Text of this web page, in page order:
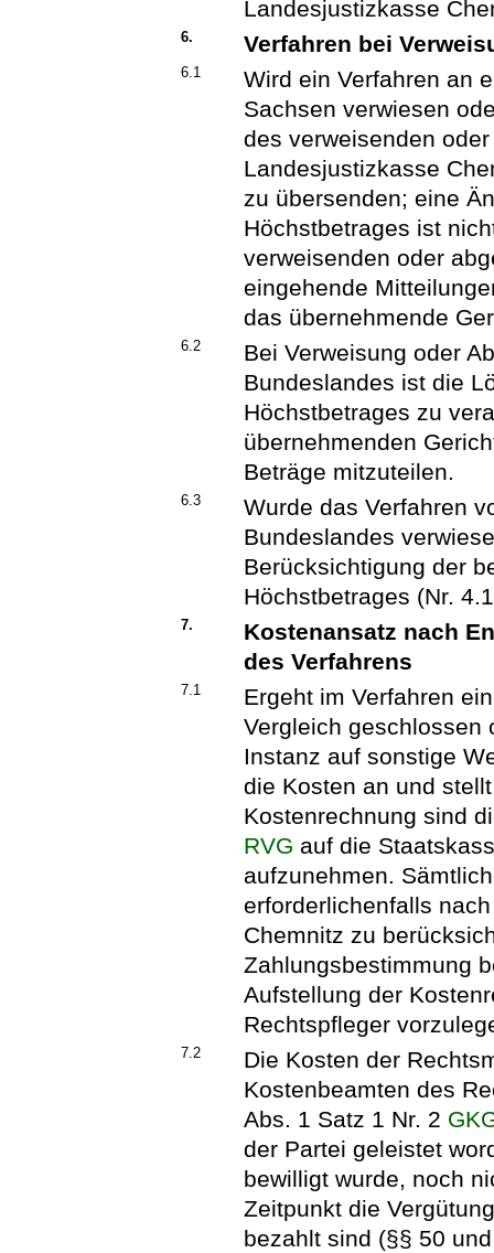
Landesjustizkasse
6. Verfahren bei
6.1
Wird ein Verfahren an
Sachsen verwiesen
des verweisenden
Landesjustizkasse
zu übersenden; eine
Höchstbetrages ist
verweisenden oder
eingehende
das übernehmende
6.2
Bei Verweisung oder
Bundeslandes ist die
Höchstbetrages zu
übernehmenden
Beträge mitzuteilen.
6.3
Wurde das Verfahren
Bundeslandes
Berücksichtigung der
Höchstbetrages (Nr.
7.
Kostenansatz nach
des Verfahrens
7.1
Ergeht im Verfahren
Vergleich geschlossen
Instanz auf sonstige
die Kosten an und
Kostenrechnung sind
RVG auf die
aufzunehmen.
erforderlichenfalls
Chemnitz zu
Zahlungsbestimmung
Aufstellung der
Rechtspfleger
7.2
Die Kosten der
Kostenbeamten des
Abs. 1 Satz 1 Nr. 2
der Partei geleistet
bewilligt wurde, noch
Zeitpunkt die
bezahlt sind (§§ 50